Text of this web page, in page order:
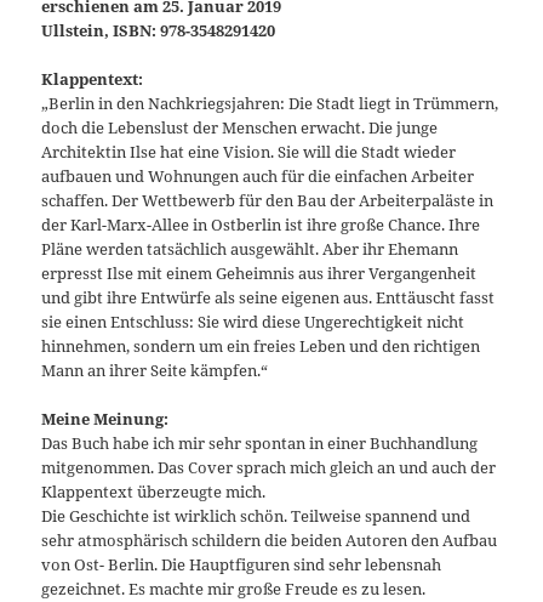
erschienen am 25. Januar 2019
Ullstein, ISBN: 978-3548291420
Klappentext:
„Berlin in den Nachkriegsjahren: Die Stadt liegt in Trümmern,
doch die Lebenslust der Menschen erwacht. Die junge
Architektin Ilse hat eine Vision. Sie will die Stadt wieder
aufbauen und Wohnungen auch für die einfachen Arbeiter
schaffen. Der Wettbewerb für den Bau der Arbeiterpaläste in
der Karl-Marx-Allee in Ostberlin ist ihre große Chance. Ihre
Pläne werden tatsächlich ausgewählt. Aber ihr Ehemann
erpresst Ilse mit einem Geheimnis aus ihrer Vergangenheit
und gibt ihre Entwürfe als seine eigenen aus. Enttäuscht fasst
sie einen Entschluss: Sie wird diese Ungerechtigkeit nicht
hinnehmen, sondern um ein freies Leben und den richtigen
Mann an ihrer Seite kämpfen.“
Meine Meinung:
Das Buch habe ich mir sehr spontan in einer Buchhandlung
mitgenommen. Das Cover sprach mich gleich an und auch der
Klappentext überzeugte mich.
Die Geschichte ist wirklich schön. Teilweise spannend und
sehr atmosphärisch schildern die beiden Autoren den Aufbau
von Ost- Berlin. Die Hauptfiguren sind sehr lebensnah
gezeichnet. Es machte mir große Freude es zu lesen.